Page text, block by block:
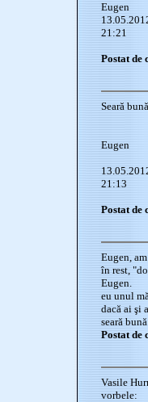
Eugen
21:21
Postat de
Seară
Eugen
21:13
Postat de
Eugen,
în rest,
Eugen.
eu unul
dacă ai şi
seară
Postat de
Vasile
vorbele: